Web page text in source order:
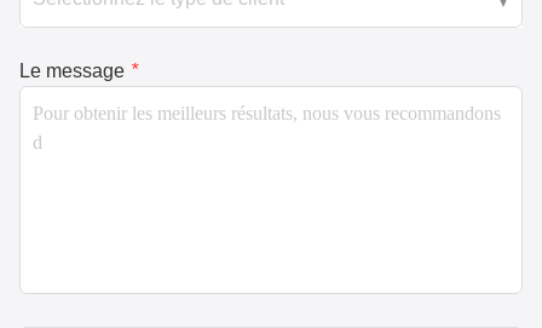
Le message *